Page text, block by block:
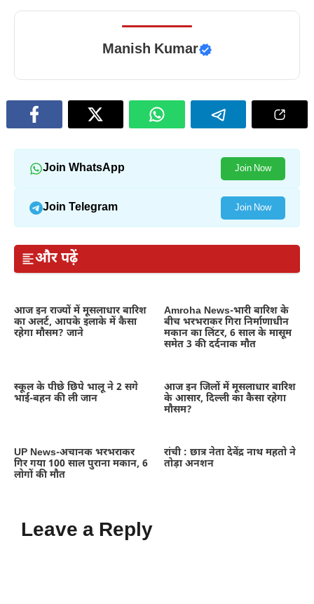
Manish Kumar
Join WhatsApp Join Now
Join Telegram Join Now
और पढ़ें
आज इन राज्यों में मूसलाधार बारिश
का अलर्ट, आपके इलाके में कैसा
रहेगा मौसम? जाने
Amroha News-भारी बारिश के
बीच भरभराकर गिरा निर्माणाधीन
मकान का लिंटर, 6 साल के मासूम
समेत 3 की दर्दनाक मौत
स्कूल के पीछे छिपे भालू ने 2 सगे
भाई-बहन की ली जान
आज इन जिलों में मूसलाधार बारिश
के आसार, दिल्ली का कैसा रहेगा
मौसम?
UP News-अचानक भरभराकर
गिर गया 100 साल पुराना मकान, 6
लोगों की मौत
रांची : छात्र नेता देवेंद्र नाथ महतो ने
तोड़ा अनशन
Leave a Reply